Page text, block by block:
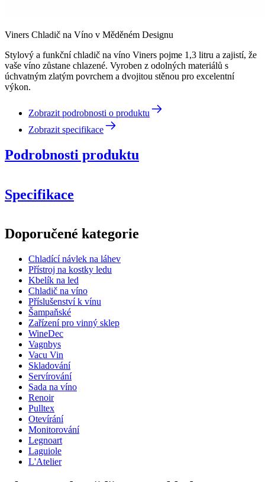
Viners Chladič na Víno v Měděném Designu
Stylový a funkční chladič na víno Viners pojme 1,3 litru a zajistí, že
vaše víno zůstane chlazené. Vyroben z odolných materiálů s
úchvatným zlatým povrchem a dvojitou stěnou pro excelentní
výkon.
Zobrazit podrobnosti o produktu
Zobrazit specifikace
Podrobnosti produktu
Specifikace
Číslo produktuVR302236
Rozměry (ŠxVxH cm)
Hmotnost (kg)
Výška (cm)18
Šířka (cm)12
Hloubka (cm)
Doporučené kategorie
Chladící návlek na láhev
Přístroj na kostky ledu
Kbelík na led
Chladič na víno
Příslušenství k vínu
Šampaňské
Zařízení pro vinný sklep
WineDec
Vagnbys
Vacu Vin
Skladování
Servírování
Sada na víno
Renoir
Pulltex
Otevírání
Monitorování
Legnoart
Laguiole
L'Atelier